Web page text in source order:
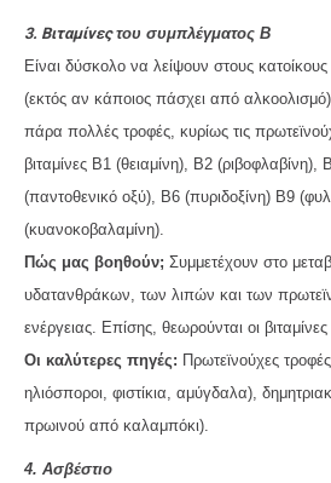
3. Βιταμίνεςτου συμπλέγματος Β
Είναι δύσκολο να λείψουν στους
(εκτός αν κάποιος πάσχει από
πάρα πολλές τροφές, κυρίως τις
βιταμίνες Β1 (θειαμίνη), Β2 (ριβοφλαβίνη),
(παντοθενικό οξύ), Β6 (πυριδοξίνη) Β9
(κυανοκοβαλαμίνη).
Πώς μας βοηθούν; Συμμετέχουν στο
υδατανθράκων, των λιπών και των
ενέργειας. Επίσης, θεωρούνται οι
Οι καλύτερες πηγές: Πρωτεϊνούχες
ηλιόσποροι, φιστίκια, αμύγδαλα),
πρωινού από καλαμπόκι).
4. Ασβέστιο